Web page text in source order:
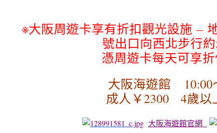
※大阪周遊卡享有折扣觀光設施 –
號出口向西北步行
憑周遊卡每天可享折
大阪海遊館 10:00
成人￥2300 4歲以
大阪海遊館官網